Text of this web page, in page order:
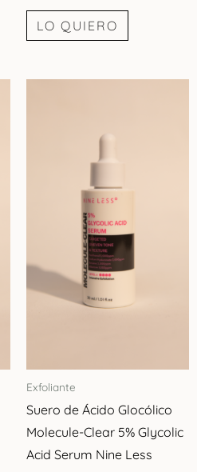
LO QUIERO
Exfoliante
Suero de Ácido Glocólico
Molecule-Clear 5% Glycolic
Acid Serum Nine Less